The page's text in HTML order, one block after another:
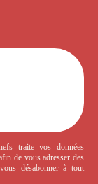
traite vos données
de vous adresser des
désabonner à tout